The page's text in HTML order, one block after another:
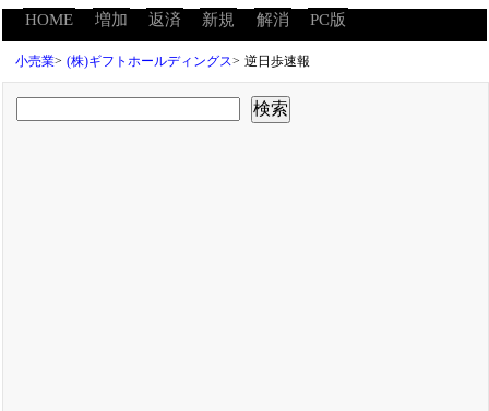
HOME 増加 返済 新規 解消 PC版
小売業> (株)ギフトホールディングス> 逆日歩速報